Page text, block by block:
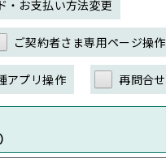
・お支払い方法変更
ご契約者さま専用ページ操作
プリ操作 再問合せ